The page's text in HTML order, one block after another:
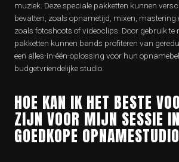
muziek. Deze speciale pakketten kunnen
bevatten, zoals opnametijd, mixen, mastering
zoals fotoshoots of videoclips. Door gebruik te
pakketten kunnen bands profiteren van
een alles-in-één-oplossing voor hun
budgetvriendelijke studio.
HOE KAN IK HET BESTE
ZIJN VOOR MIJN SESSIE
GOEDKOPE